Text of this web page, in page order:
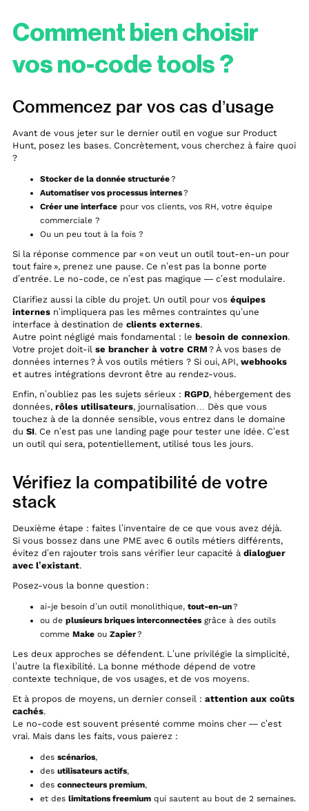
Comment bien choisir
vos no-code tools ?
Commencez par vos cas d’usage
Avant de vous jeter sur le dernier outil en vogue sur Product
Hunt, posez les bases. Concrètement, vous cherchez à faire quoi
?
Stocker de la donnée structurée?
Automatiser vos processus internes?
Créer une interfacepour vos clients, vos RH, votre équipe
commerciale ?
Ou un peu tout à la fois ?
Si la réponse commence par « on veut un outil tout-en-un pour
tout faire », prenez une pause. Ce n’est pas la bonne porte
d’entrée. Le no-code, ce n’est pas magique — c’est modulaire.
Clarifiez aussi la cible du projet. Un outil pour vos équipes
internesn’impliquera pas les mêmes contraintes qu’une
interface à destination de clients externes.
Autre point négligé mais fondamental : le besoin de connexion.
Votre projet doit-il se brancher à votre CRM ? À vos bases de
données internes ? À vos outils métiers ? Si oui, API, webhooks
et autres intégrations devront être au rendez-vous.
Enfin, n’oubliez pas les sujets sérieux : RGPD, hébergement des
données, rôles utilisateurs, journalisation… Dès que vous
touchez à de la donnée sensible, vous entrez dans le domaine
du SI. Ce n’est pas une landing page pour tester une idée. C’est
un outil qui sera, potentiellement, utilisé tous les jours.
Vérifiez la compatibilité de votre
stack
Deuxième étape : faites l’inventaire de ce que vous avez déjà.
Si vous bossez dans une PME avec 6 outils métiers différents,
évitez d’en rajouter trois sans vérifier leur capacité à dialoguer
avec l’existant.
Posez-vous la bonne question :
ai-je besoin d’un outil monolithique, tout-en-un?
ou de plusieurs briques interconnectéesgrâce à des outils
comme Makeou Zapier?
Les deux approches se défendent. L’une privilégie la simplicité,
l’autre la flexibilité. La bonne méthode dépend de votre
contexte technique, de vos usages, et de vos moyens.
Et à propos de moyens, un dernier conseil : attention aux coûts
cachés.
Le no-code est souvent présenté comme moins cher — c’est
vrai. Mais dans les faits, vous paierez :
des scénarios,
des utilisateurs actifs,
des connecteurs premium,
et des limitations freemiumqui sautent au bout de 2 semaines.